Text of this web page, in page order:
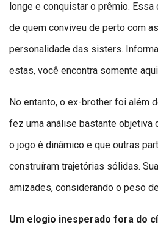
longe e conquistar o prêmio.
de quem conviveu de perto com
personalidade das sisters.
estas, você encontra somente
No entanto, o ex-brother foi além
fez uma análise bastante objetiva
o jogo é dinâmico e que outras
construíram trajetórias sólidas.
amizades, considerando o peso
Um elogio inesperado fora do